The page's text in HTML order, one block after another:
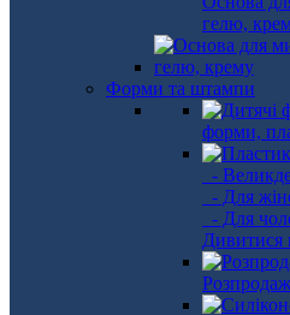
гелю,
Форми та штампи
форми,
-
- Для
- Для
Дивитися